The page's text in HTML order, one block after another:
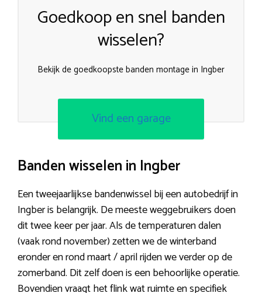
Goedkoop en snel banden
wisselen?
Bekijk de goedkoopste banden montage in Ingber
Vind een garage
Banden wisselen in Ingber
Een tweejaarlijkse bandenwissel bij een autobedrijf in
Ingber is belangrijk. De meeste weggebruikers doen
dit twee keer per jaar. Als de temperaturen dalen
(vaak rond november) zetten we de winterband
eronder en rond maart / april rijden we verder op de
zomerband. Dit zelf doen is een behoorlijke operatie.
Bovendien vraagt het flink wat ruimte en specifiek